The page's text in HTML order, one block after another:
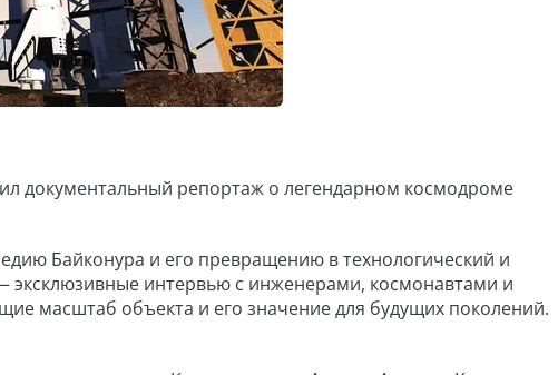
документальный репортаж о легендарном космодроме
Байконура и его превращению в технологический и
эксклюзивные интервью с инженерами, космонавтами и
масштаб объекта и его значение для будущих поколений.